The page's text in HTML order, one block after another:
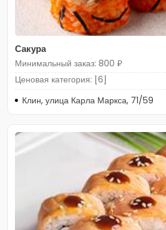
Сакура
Минимальный заказ: 800 ₽
Ценовая категория: [6]
Клин, улица Карла Маркса, 71/59